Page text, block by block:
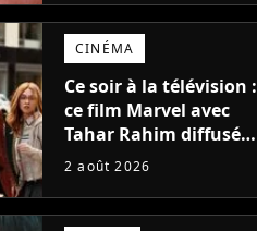
2039, pourtant Disney
possède des
enregistrements
inédits
CINÉMA
Ce soir à la télévision :
ce film Marvel avec
Tahar Rahim diffusé
pour la toute
France
2 août 2026